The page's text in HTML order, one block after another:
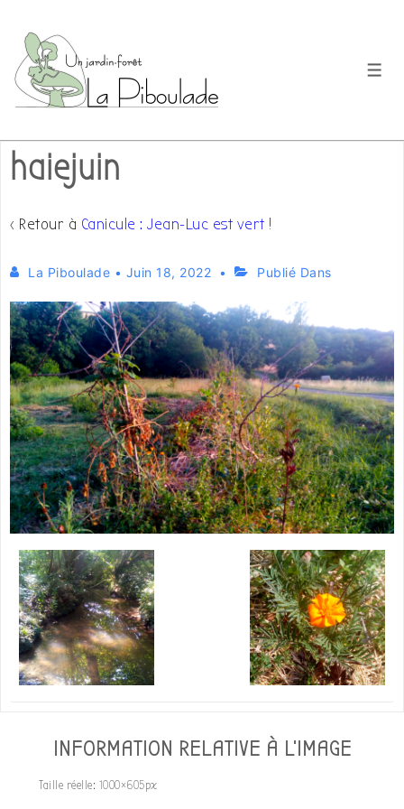
passer
contenu
principal
haiejuin
‹ Retour à Canicule : Jean-Luc est vert !
La Piboulade • Juin 18, 2022 Publié Dans
INFORMATION RELATIVE À L'IMAGE
Taille réelle: 1000×605px